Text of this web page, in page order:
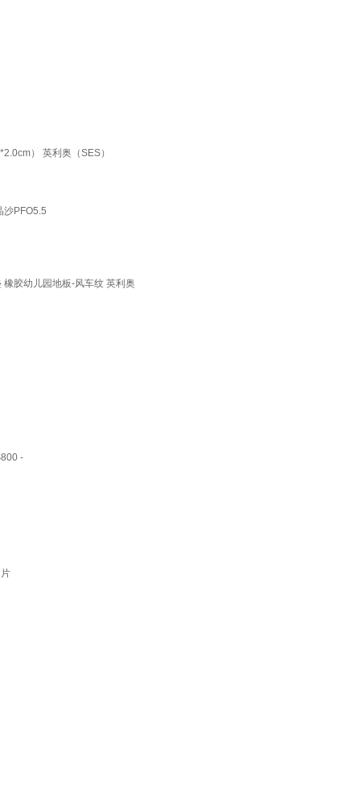
） 英利奥（SES）
沙PFO5.5
胶幼儿园地板-风车纹 英利奥
-